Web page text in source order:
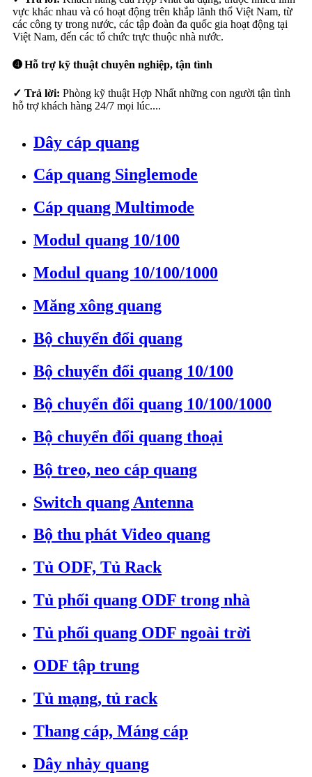
vực khác nhau và có hoạt động trên khắp lãnh thổ Việt Nam, từ
các công ty trong nước, các tập đoàn đa quốc gia hoạt động tại
Việt Nam, đến các tổ chức trực thuộc nhà nước.
➍ Hỗ trợ kỹ thuật chuyên nghiệp, tận tình
✓ Trả lời: Phòng kỹ thuật Hợp Nhất những con người tận tình
hỗ trợ khách hàng 24/7 mọi lúc....
Dây cáp quang
Cáp quang Singlemode
Cáp quang Multimode
Modul quang 10/100
Modul quang 10/100/1000
Măng xông quang
Bộ chuyển đổi quang
Bộ chuyển đổi quang 10/100
Bộ chuyển đổi quang 10/100/1000
Bộ chuyển đổi quang thoại
Bộ treo, neo cáp quang
Switch quang Antenna
Bộ thu phát Video quang
Tủ ODF, Tủ Rack
Tủ phối quang ODF trong nhà
Tủ phối quang ODF ngoài trời
ODF tập trung
Tủ mạng, tủ rack
Thang cáp, Máng cáp
Dây nhảy quang